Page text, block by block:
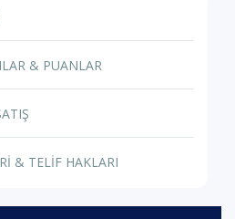
& PUANLAR
& TELİF HAKLARI